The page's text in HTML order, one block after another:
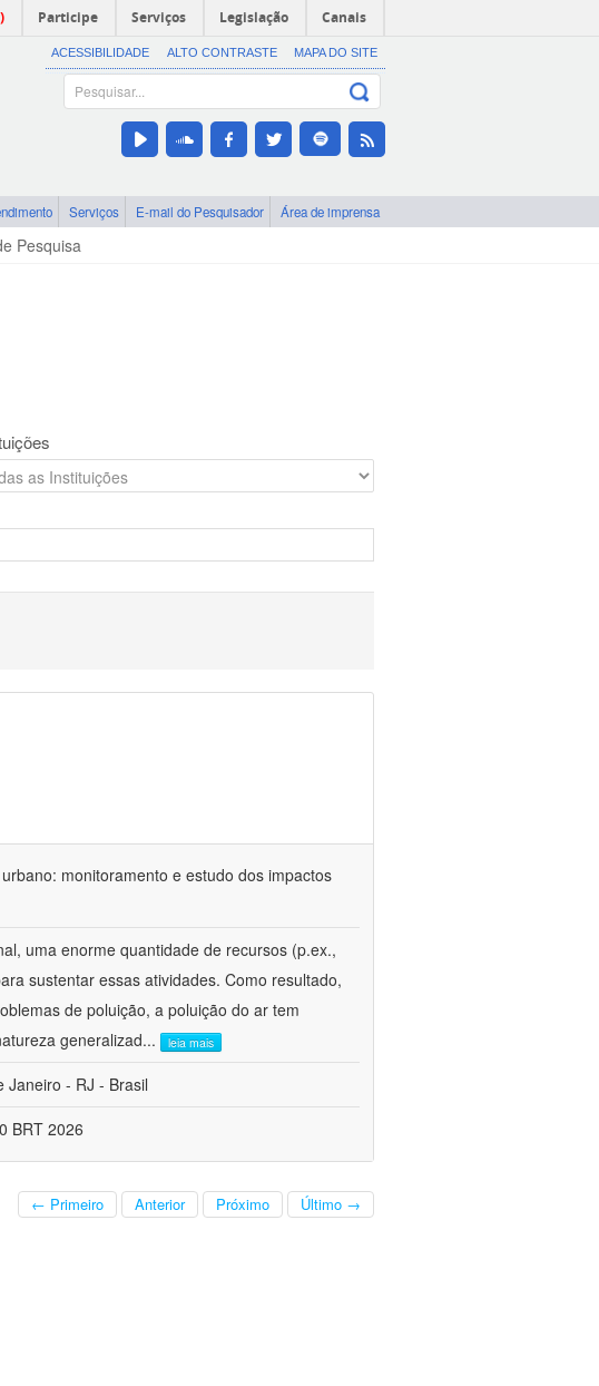
Participe Serviços Legislação Canais
ACESSIBILIDADE ALTO CONTRASTE MAPA DO SITE
Serviços E-mail do Pesquisador Área de imprensa
Pesquisa
monitoramento e estudo dos impactos
uma enorme quantidade de recursos (p.ex.,
sustentar essas atividades. Como resultado,
de poluição, a poluição do ar tem
generalizad... leia mais
Janeiro - RJ - Brasil
BRT 2026
← Primeiro Anterior Próximo Último →